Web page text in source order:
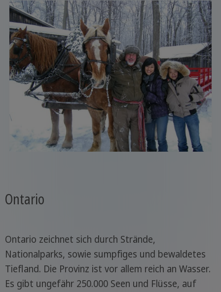
Ontario
Ontario zeichnet sich durch Strände,
Nationalparks, sowie sumpfiges und bewaldetes
Tiefland. Die Provinz ist vor allem reich an Wasser.
Es gibt ungefähr 250.000 Seen und Flüsse, auf